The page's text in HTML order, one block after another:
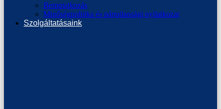
Bemutatkozás
Minőségpolitika és pártatlansági nyilatkozat
Szolgáltatásaink